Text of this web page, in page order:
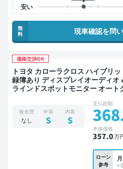
無
料
現車確認を問
価格交渉OK
トヨタ カローラクロス ハイブリッド Z 美品 禁煙車
録簿あり ディスプレイオーディオ
ラインドスポットモニター オート
板金歴
なし
外装
S
内装
S
支払総額
368
本体価格
357.0万
ローン
参考
※